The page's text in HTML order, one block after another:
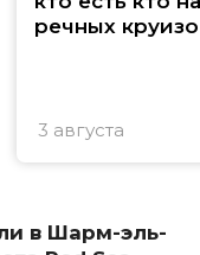
речных
3 августа
в Шарм-эль-